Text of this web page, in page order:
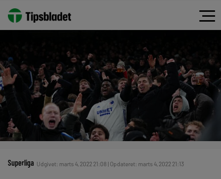
Superliga Udgivet: marts 4, 2022 21:08 | Opdateret: marts 4, 2022 21:13